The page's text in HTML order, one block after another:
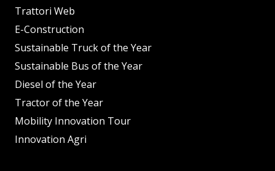
Trattori Web
E-Construction
Sustainable Truck of the Year
Sustainable Bus of the Year
Diesel of the Year
Tractor of the Year
Mobility Innovation Tour
Innovation Agri